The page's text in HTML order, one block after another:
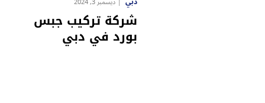
شركة تركيب جبس
بورد في دبي